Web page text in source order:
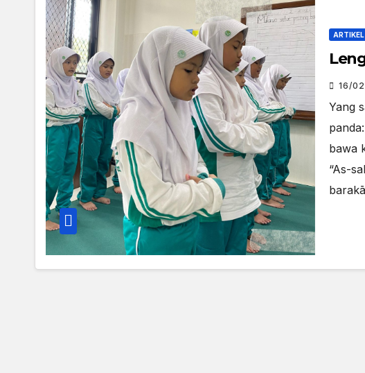
ARTIKEL
16/
Yang
bawa
“As-